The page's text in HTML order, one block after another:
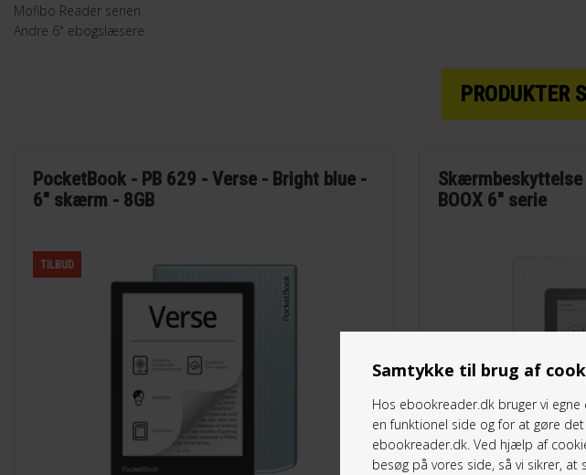
Samtykke til brug af
Hos ebookreader.dk bruger vi
en funktionel side og for at gøre
ebookreader.dk. Ved hjælp af
besøg på vores side, så vi sikrer,
Mofibo Reader serien
Andre 6" ebogslæsere
PRODUKTER
PocketBook - PB 629 - Verse - Bright blue -
6" skærm - 8GB
TILBUD
Skærmbeskyttelse
BOOX 6" serie